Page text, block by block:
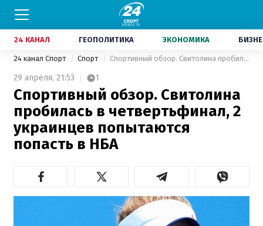
24 КАНАЛ ГЕОПОЛИТИКА ЭКОНОМИКА
24 канал Спорт Спорт Спортивный обзор. Свитолина пробилась в четвертьфинал, 2 украинцев попытаются попасть в НБА
29 апреля, 21:53 1
Спортивный обзор. Свитолина
пробилась в четвертьфинал, 2
украинцев попытаются
попасть в НБА